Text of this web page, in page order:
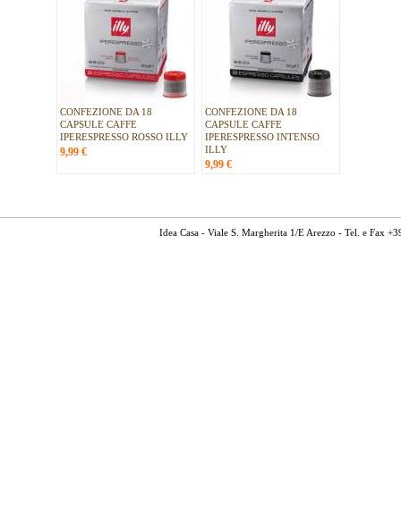
CONFEZIONE DA 18
CAPSULE CAFFE
IPERESPRESSO ROSSO ILLY
9,99 €
CONFEZIONE DA 18
CAPSULE CAFFE
IPERESPRESSO INTENSO
ILLY
9,99 €
Idea Casa - Viale S. Margherita 1/E Arezzo - Tel. e Fax